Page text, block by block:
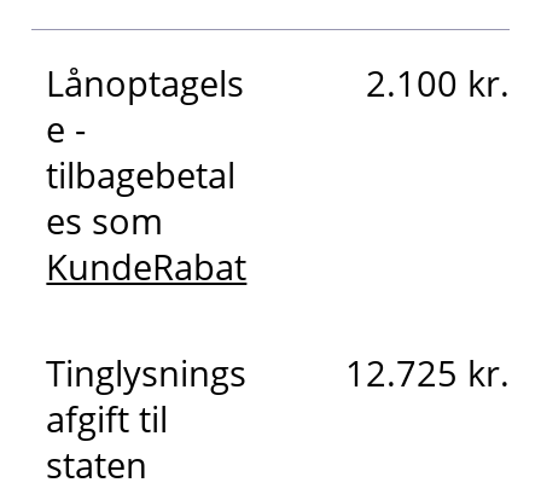
Lånoptagels
e -
tilbagebetal
es som
KundeRabat
2.100 kr.
Tinglysnings
afgift til
staten
12.725 kr.